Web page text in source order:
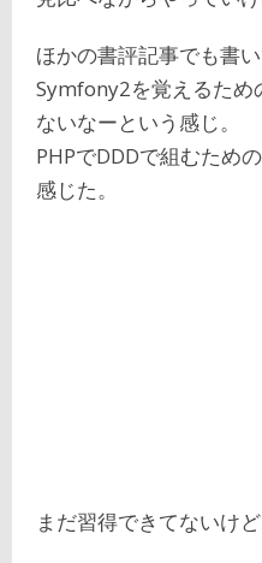
ほかの書評記事でも書
Symfony2を覚えるため
ないなーという感じ。
PHPでDDDで組むため
感じた。
まだ習得できてないけど